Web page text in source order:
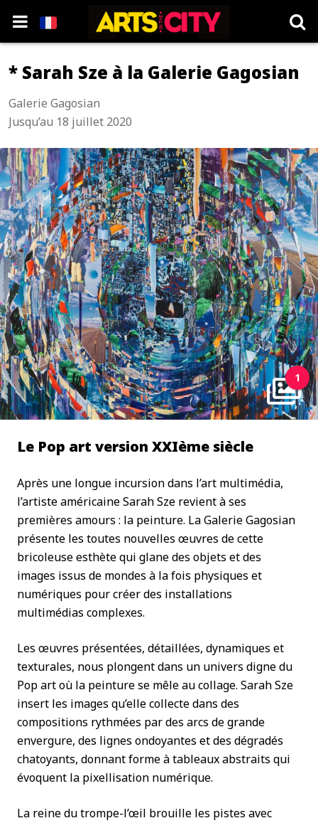
* Sarah Sze à la Galerie Gagosian
Galerie Gagosian
Jusqu’au 18 juillet 2020
1
Le Pop art version XXIème siècle
Après une longue incursion dans l’art multimédia,
l’artiste américaine Sarah Sze revient à ses
premières amours : la peinture. La Galerie Gagosian
présente les toutes nouvelles œuvres de cette
bricoleuse esthète qui glane des objets et des
images issus de mondes à la fois physiques et
numériques pour créer des installations
multimédias complexes.
Les œuvres présentées, détaillées, dynamiques et
texturales, nous plongent dans un univers digne du
Pop art où la peinture se mêle au collage. Sarah Sze
insert les images qu’elle collecte dans des
compositions rythmées par des arcs de grande
envergure, des lignes ondoyantes et des dégradés
chatoyants, donnant forme à tableaux abstraits qui
évoquent la pixellisation numérique.
La reine du trompe-l’œil brouille les pistes avec